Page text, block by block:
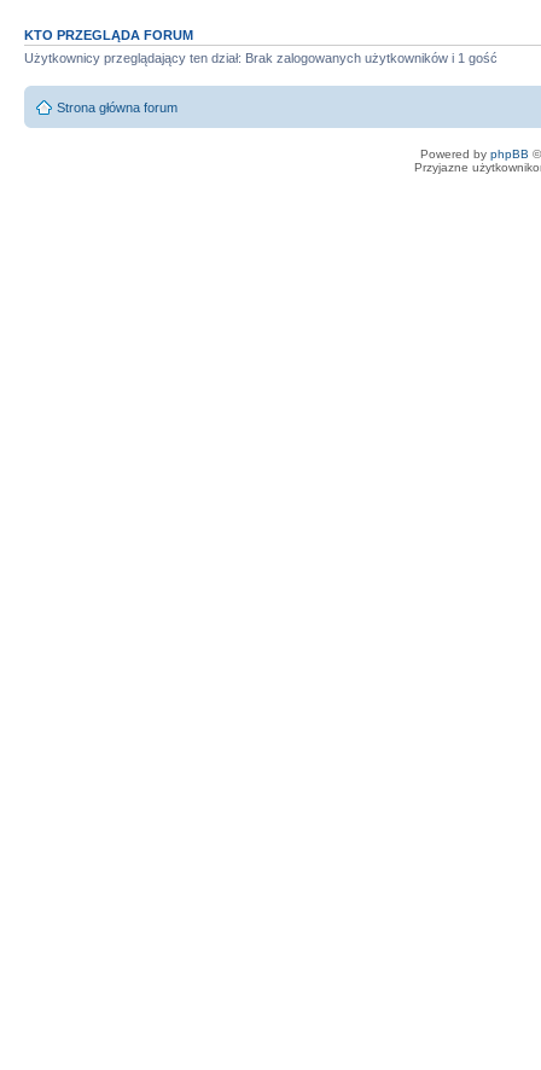
KTO PRZEGLĄDA FORUM
Użytkownicy przeglądający ten dział: Brak zalogowanych użytkowników i 1 gość
Strona główna forum
Powered by phpBB
Przyjazne